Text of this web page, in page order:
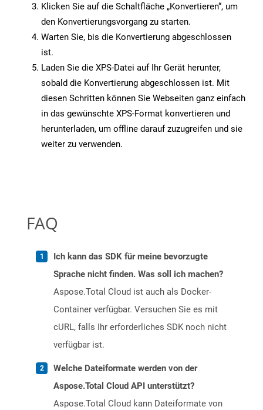
Klicken Sie auf die Schaltfläche „Konvertieren“, um
den Konvertierungsvorgang zu starten.
Warten Sie, bis die Konvertierung abgeschlossen
ist.
Laden Sie die XPS-Datei auf Ihr Gerät herunter,
sobald die Konvertierung abgeschlossen ist. Mit
diesen Schritten können Sie Webseiten ganz einfach
in das gewünschte XPS-Format konvertieren und
herunterladen, um offline darauf zuzugreifen und sie
weiter zu verwenden.
FAQ
Ich kann das SDK für meine bevorzugte
Sprache nicht finden. Was soll ich machen?
Aspose.Total Cloud ist auch als Docker-
Container verfügbar. Versuchen Sie es mit
cURL, falls Ihr erforderliches SDK noch nicht
verfügbar ist.
Welche Dateiformate werden von der
Aspose.Total Cloud API unterstützt?
Aspose.Total Cloud kann Dateiformate von